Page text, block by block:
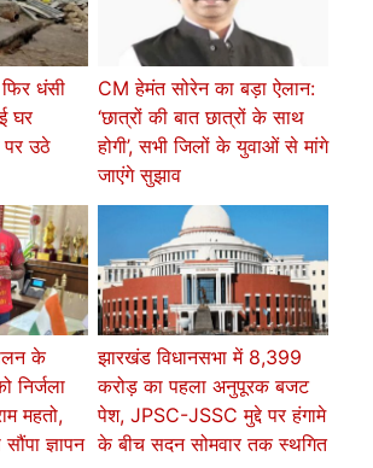
धंसी
घर
उठे
CM हेमंत सोरेन का बड़ा ऐलान:
‘छात्रों की बात छात्रों के साथ
होगी’, सभी जिलों के युवाओं से मांगे
जाएंगे सुझाव
के
निर्जला
महतो,
ज्ञापन
झारखंड विधानसभा में 8,399
करोड़ का पहला अनुपूरक बजट
पेश, JPSC-JSSC मुद्दे पर हंगामे
के बीच सदन सोमवार तक स्थगित